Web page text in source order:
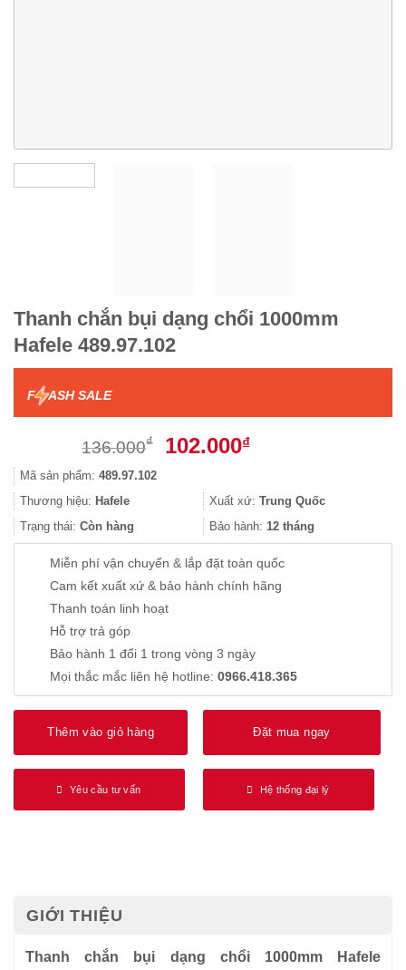
Thanh chắn bụi dạng chổi 1000mm
Hafele 489.97.102
F ASH SALE
136.000₫
Giá
136.000₫.
102.000₫Giá
là:
102.000₫.
Mã sản phẩm: 489.97.102
Thương hiệu: Hafele Xuất xứ: Trung Quốc
Trạng thái: Còn hàng Bảo hành: 12 tháng
Miễn phí vận chuyển & lắp đặt toàn quốc
Cam kết xuất xứ & bảo hành chính hãng
Thanh toán linh hoạt
Hỗ trợ trả góp
Bảo hành 1 đổi 1 trong vòng 3 ngày
Mọi thắc mắc liên hệ hotline: 0966.418.365
Thêm vào giỏ hàng Đặt mua ngay
Yêu cầu tư vấn Hệ thống đại lý
GIỚI THIỆU
Thanh chắn bụi dạng chổi 1000mm Hafele